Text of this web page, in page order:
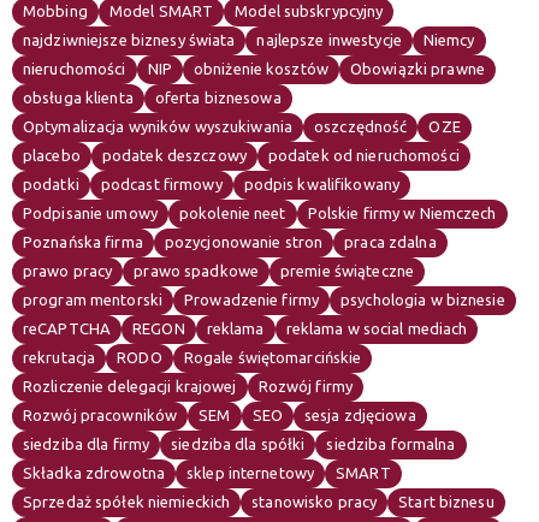
Mobbing
Model SMART
Model subskrypcyjny
najdziwniejsze biznesy świata
najlepsze inwestycje
Niemcy
nieruchomości
NIP obniżenie kosztów
Obowiązki prawne
obsługa klienta
oferta biznesowa
Optymalizacja wyników wyszukiwania
oszczędność
OZE
placebo
podatek deszczowy
podatek od nieruchomości
podatki
podcast firmowy
podpis kwalifikowany
Podpisanie umowy
pokolenie neet
Polskie firmy w Niemczech
Poznańska firma
pozycjonowanie stron
praca zdalna
prawo pracy
prawo spadkowe
premie świąteczne
program mentorski
Prowadzenie firmy
psychologia w biznesie
reCAPTCHA
REGON reklama
reklama w social mediach
rekrutacja
RODO
Rogale świętomarcińskie
Rozliczenie delegacji krajowej
Rozwój firmy
Rozwój pracowników
SEM SEO
sesja zdjęciowa
siedziba dla firmy
siedziba dla spółki
siedziba formalna
Składka zdrowotna
sklep internetowy
SMART
Sprzedaż spółek niemieckich
stanowisko pracy Start biznesu